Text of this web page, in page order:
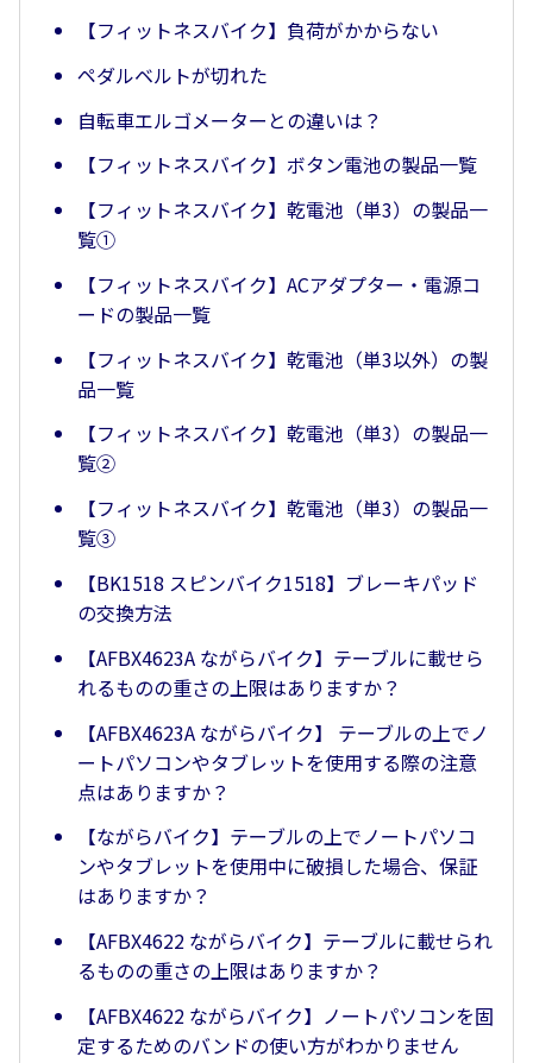
【フィットネスバイク】負荷がかからない
ペダルベルトが切れた
自転車エルゴメーターとの違いは？
【フィットネスバイク】ボタン電池の製品一覧
【フィットネスバイク】乾電池（単3）の製品一
覧①
【フィットネスバイク】ACアダプター・電源コ
ードの製品一覧
【フィットネスバイク】乾電池（単3以外）の製
品一覧
【フィットネスバイク】乾電池（単3）の製品一
覧②
【フィットネスバイク】乾電池（単3）の製品一
覧③
【BK1518 スピンバイク1518】ブレーキパッド
の交換方法
【AFBX4623A ながらバイク】テーブルに載せら
れるものの重さの上限はありますか？
【AFBX4623A ながらバイク】 テーブルの上でノ
ートパソコンやタブレットを使用する際の注意
点はありますか？
【ながらバイク】テーブルの上でノートパソコ
ンやタブレットを使用中に破損した場合、保証
はありますか？
【AFBX4622 ながらバイク】テーブルに載せられ
るものの重さの上限はありますか？
【AFBX4622 ながらバイク】ノートパソコンを固
定するためのバンドの使い方がわかりません